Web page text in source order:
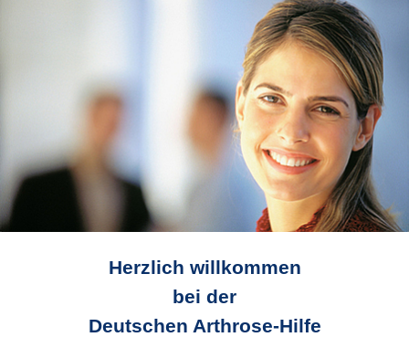
Herzlich willkommen
bei der
Deutschen Arthrose-Hilfe